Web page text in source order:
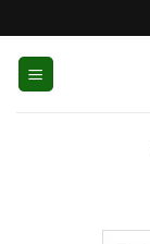
to
content